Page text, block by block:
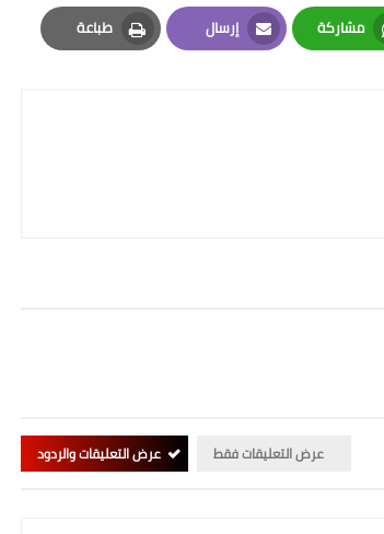
مشاركة
Whatsapp
إرسال
Email
طباعة
Print
عرض التعليقات فقط عرض التعليقات والردود